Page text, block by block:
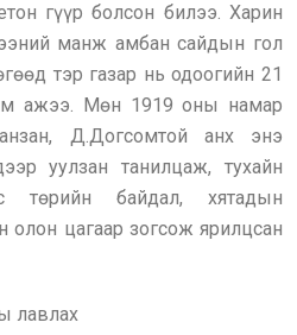
гүүр болсон билээ. Харин
манж амбан сайдын гол
тэр газар нь одоогийн 21
ажээ. Мөн 1919 оны намар
Д.Догсомтой анх энэ
уулзан танилцаж, тухайн
төрийн байдал, хятадын
цагаар зогсож ярилцсан
лавлах